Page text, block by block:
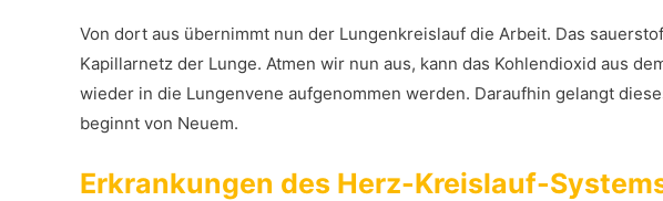
Von dort aus übernimmt nun der Lungenkreislauf die Arbeit. Das
Kapillarnetz der Lunge. Atmen wir nun aus, kann das Kohlendioxid aus
wieder in die Lungenvene aufgenommen werden. Daraufhin gelangt
beginnt von Neuem.
Erkrankungen des Herz-Kreislauf-